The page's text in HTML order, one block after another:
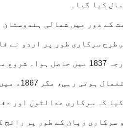
کیا گیا۔
کے دور میں شمالی
طرح سرکاری طور پر اردو نے
انگریزی کے ساتھ سرکاری درجہ
موثر
كہ سرکاری عدالتوں اور
سركاری زبان كے طور پر